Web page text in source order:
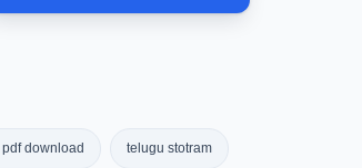
download telugu stotram